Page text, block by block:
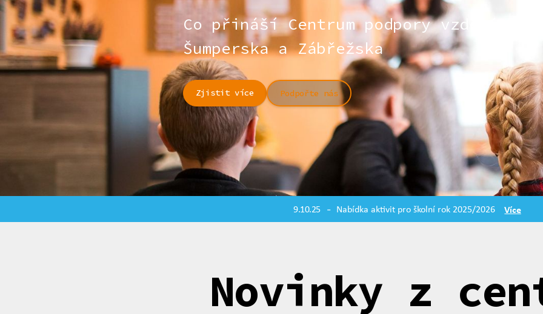
Co přináší Centrum podpory
Šumperska a Zábřežska
Zjistit více Podpořte nás
9.10.25 - Nabídka aktivit pro školní rok 2025/2026 Více
Novinky z